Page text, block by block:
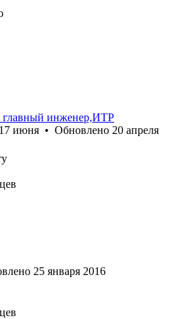
главный инженер,ИТР
17 июня • Обновлено 20 апреля
25 января 2016